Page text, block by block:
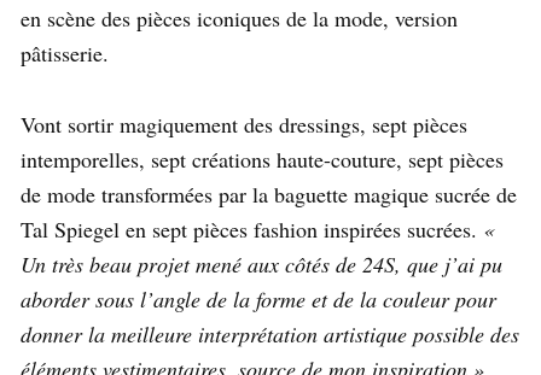
en scène des pièces iconiques de la mode, version
pâtisserie.
Vont sortir magiquement des dressings, sept pièces
intemporelles, sept créations haute-couture, sept pièces
de mode transformées par la baguette magique sucrée de
Tal Spiegel en sept pièces fashion inspirées sucrées. «
Un très beau projet mené aux côtés de 24S, que j’ai pu
aborder sous l’angle de la forme et de la couleur pour
donner la meilleure interprétation artistique possible des
éléments vestimentaires, source de mon inspiration »